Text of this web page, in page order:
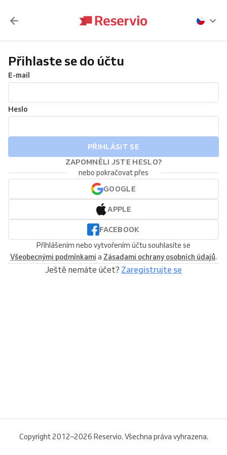
Přihlaste se do účtu
E-mail
Heslo
PŘIHLÁSIT SE
ZAPOMNĚLI JSTE HESLO?
nebo pokračovat přes
GOOGLE
APPLE
FACEBOOK
Přihlášením nebo vytvořením účtu souhlasíte se
Všeobecnými podmínkami a Zásadami ochrany osobních údajů.
Ještě nemáte účet? Zaregistrujte se
Copyright 2012–2026 Reservio. Všechna práva vyhrazena.